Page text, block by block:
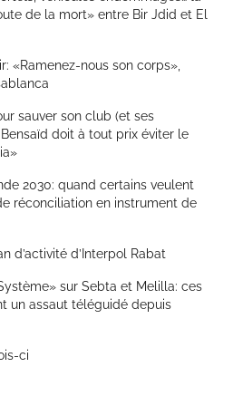
de la mort» entre Bir Jdid et El
«Ramenez-nous son corps»,
sauver son club (et ses
doit à tout prix éviter le
2030: quand certains veulent
réconciliation en instrument de
d’activité d’Interpol Rabat
sur Sebta et Melilla: ces
un assaut téléguidé depuis
ci